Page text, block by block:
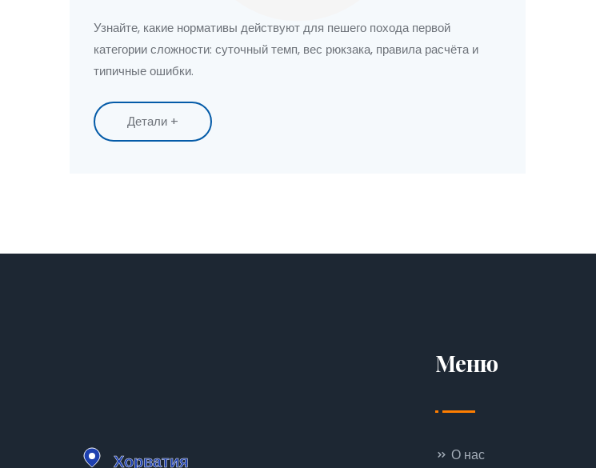
Узнайте, какие нормативы действуют для пешего похода первой
категории сложности: суточный темп, вес рюкзака, правила расчёта и
типичные ошибки.
Детали +
Меню
О нас